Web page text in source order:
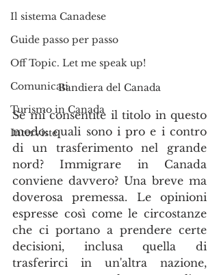
Il sistema Canadese
Guide passo per passo
Off Topic. Let me speak up!
Comunicati
Turismo in Canada
Interviste
Bandiera del Canada
Se mi consentite il titolo in questo
modo: quali sono i pro e i contro
di un trasferimento nel grande
nord? Immigrare in Canada
conviene davvero? Una breve ma
doverosa premessa. Le opinioni
espresse così come le circostanze
che ci portano a prendere certe
decisioni, inclusa quella di
trasferirci in un'altra nazione,